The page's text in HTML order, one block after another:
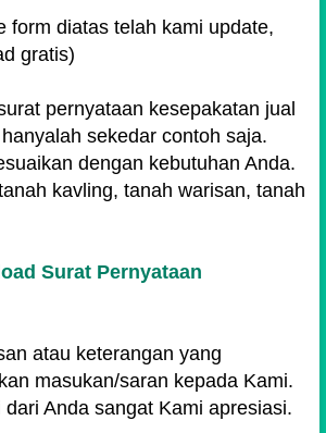
form diatas telah kami update,
gratis)
pernyataan kesepakatan jual
sekedar contoh saja.
dengan kebutuhan Anda.
kavling, tanah warisan, tanah
Surat Pernyataan
atau keterangan yang
masukan/saran kepada Kami.
dari Anda sangat Kami apresiasi.